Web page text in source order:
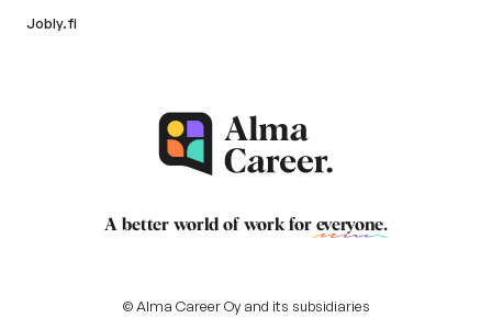
Jobly.fi
A better world of work for everyone.
© Alma Career Oy and its subsidiaries